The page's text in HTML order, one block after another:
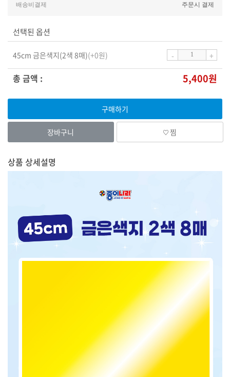
배송비결제
주문시 결제
선택된 옵션
45cm 금은색지(2색 8매)(+0원)
총 금액 : 5,400원
찜
상
품
상품 상세설명